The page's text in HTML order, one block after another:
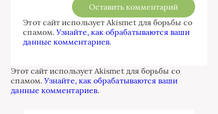
Этот сайт использует Akismet для борьбы со
спамом.Узнайте, как обрабатываются ваши
данные комментариев.
Этот сайт использует Akismet для борьбы со
спамом.Узнайте, как обрабатываются ваши
данные комментариев.